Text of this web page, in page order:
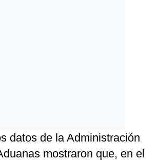
datos de la Administración
mostraron que, en el